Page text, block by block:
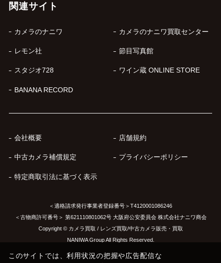
関連サイト
カメラのナニワ カメラのナニワ買取センター
レモン社 節目写真館
スタジオ728 ワイン蔵 ONLINE STORE
BANANA RECORD
会社概要 店舗規約
中古カメラ補償規定 プライバシーポリシー
特定商取引法に基づく表示
＜適格請求発行事業者登録番号＞T4120001086246
＜古物商許可番号＞ 第621110801062号 大阪府公安委員会 株式会社ナニワ商会
Copyright © カメラ買取 / レンズ買取/中古カメラ販売・買取
NANIWA Group All Rights Reserved.
このサイトでは、利用状況の把握や広告配信な